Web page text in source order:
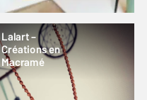
Lalart –
Créations en
Macramé